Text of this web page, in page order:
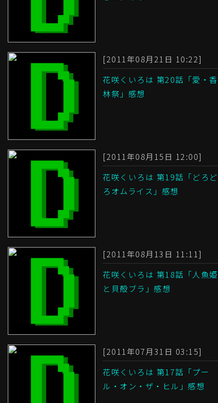
[2011年08月21日 10:22]
花咲くいろは 第20話「愛・香
林祭」感想
[2011年08月15日 12:00]
花咲くいろは 第19話「どろど
ろオムライス」感想
[2011年08月13日 11:11]
花咲くいろは 第18話「人魚姫
と貝殻ブラ」感想
[2011年07月31日 03:15]
花咲くいろは 第17話「プー
ル・オン・ザ・ヒル」感想